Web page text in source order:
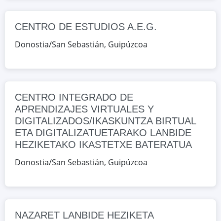
BATERATUA
Ubarburu, 39 (Edificio Enertic, oficina
Guipúzcoa, España
Google Maps
OpenStreetMap
NAZARET LANBIDE HEZIKETA
Aldakonea 36, Donostia/San
Sebastián, Guipúzcoa, España
Google Maps
OpenStreetMap
SEIM
Sebastián, Guipúzcoa, España
CENTRO DE ESTUDIOS A.E.G.
Donostia/San Sebastián, Guipúzcoa
CENTRO INTEGRADO DE
APRENDIZAJES VIRTUALES Y
DIGITALIZADOS/IKASKUNTZA BIRTUAL
ETA DIGITALIZATUETARAKO LANBIDE
HEZIKETAKO IKASTETXE BATERATUA
Donostia/San Sebastián, Guipúzcoa
NAZARET LANBIDE HEZIKETA